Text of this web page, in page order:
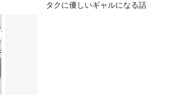
タクに優しいギャルになる話